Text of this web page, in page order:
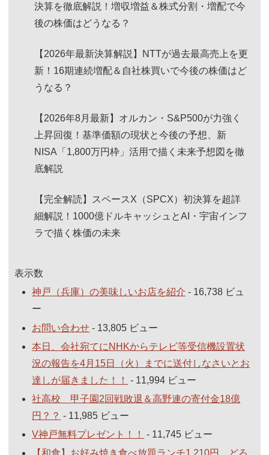
決算を徹底解説！増収増益＆株式分割・増配で今
後の株価はどうなる？
【2026年最新決算解説】NTTが過去最高売上を更
新！16期連続増配＆自社株買いで今後の株価はど
うなる？
【2026年8月最新】オルカン・S&P500が力強く
上昇回復！基準価額の現状と今後の予想、新
NISA「1,800万円枠」活用で描く未来予想図を徹
底解説
【完全解読】スペースX（SPCX）初決算を超詳
細解説！1000億ドルキャッシュとAI・宇宙インフ
ラで描く株価の未来
表示数
神戸（兵庫）の美味しいお店を紹介 - 16,738 ビュ
ー
お問い合わせ - 13,805 ビュー
本日、会社宛てにNHKからテレビ等受信機設置状
況の報告を4月15日（火）までに送付しなさいとお
達しが届きました！！
- 11,994 ビュー
社高校 甲子園2回戦敗退＆高野連の寄付金18億
円？？ - 11,985 ビュー
V神戸無料プレゼント！！
- 11,745 ビュー